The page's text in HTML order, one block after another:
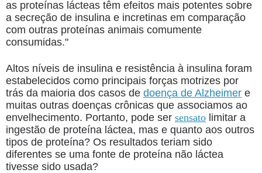
as proteínas lácteas têm efeitos mais potentes sobre
a secreção de insulina e incretinas em comparação
com outras proteínas animais comumente
consumidas."
Altos níveis de insulina e resistência à insulina foram
estabelecidos como principais forças motrizes por
trás da maioria dos casos de doença de Alzheimer e
muitas outras doenças crônicas que associamos ao
envelhecimento. Portanto, pode ser sensato limitar a
ingestão de proteína láctea, mas e quanto aos outros
tipos de proteína? Os resultados teriam sido
diferentes se uma fonte de proteína não láctea
tivesse sido usada?